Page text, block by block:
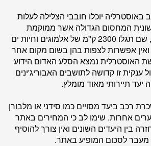
יוכלו חובבי הצלילה לעלות
המחסום הגדולה אשר ממוקמת
בצפון-מזרח היבשת, שם תגלו 2300 ק"מ של אלמוגים וחיות ים
אפשרות לצפות בהן בשום מקום אחר
האוסטרלית נמצא הסלע האדום הידוע
ענקית זו קדושה לתושבים האבוריג'ינים
יעד תיירותי מאוד מומלץ.
רכב ביעד מסויים כמו סידני או מלבורן
אחרות. שימו לב כי המחירים באתר
בין היעדים השונים ואין צורך להוסיף
לסכום המופיע באתר.